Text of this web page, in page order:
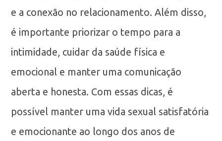
e a conexão no relacionamento. Além disso,
é importante priorizar o tempo para a
intimidade, cuidar da saúde física e
emocional e manter uma comunicação
aberta e honesta. Com essas dicas, é
possível manter uma vida sexual satisfatória
e emocionante ao longo dos anos de